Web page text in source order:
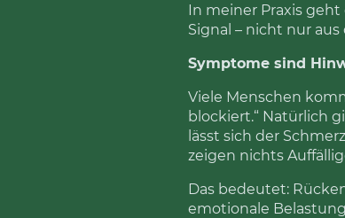
In meiner Praxis
Signal – nicht nur
Symptome sind
Viele Menschen
blockiert.“ Natürlich
lässt sich der Schmerz
zeigen nichts
Das bedeutet:
emotionale